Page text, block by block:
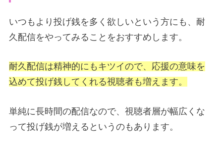
いつもより投げ銭を多く欲しいという方にも、耐
久配信をやってみることをおすすめします。
耐久配信は精神的にもキツイので、応援の意味を
込めて投げ銭してくれる視聴者も増えます。
単純に長時間の配信なので、視聴者層が幅広くな
って投げ銭が増えるというのもあります。